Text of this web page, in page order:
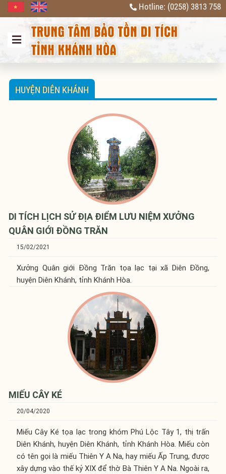
Hotline: (0258) 3813 758
Previous Next
HUYỆN DIÊN KHÁNH
DI TÍCH LỊCH SỬ ĐỊA ĐIỂM LƯU NIỆM XƯỞNG
QUÂN GIỚI ĐỒNG TRĂN
15/02/2021
Xưởng Quân giới Đồng Trăn tọa lạc tại xã Diên Đồng,
huyện Diên Khánh, tỉnh Khánh Hòa.
MIẾU CÂY KÉ
20/04/2020
Miếu Cây Ké tọa lạc trong khóm Phú Lộc Tây 1, thị trấn
Diên Khánh, huyện Diên Khánh, tỉnh Khánh Hòa. Miếu còn
có tên gọi là miếu Thiên Y A Na, hay miếu Ấp Trung, được
xây dựng vào thế kỷ XIX để thờ Bà Thiên Y A Na. Ngoài ra,